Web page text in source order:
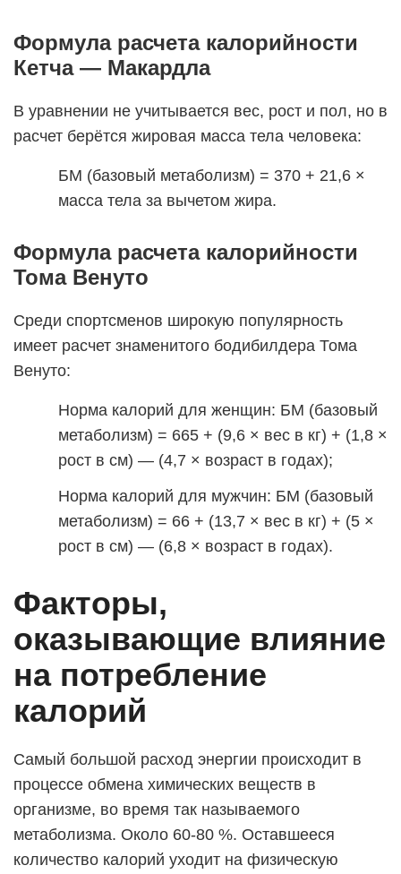
Формула расчета калорийности
Кетча — Макардла
В уравнении не учитывается вес, рост и пол, но в
расчет берётся жировая масса тела человека:
БМ (базовый метаболизм) = 370 + 21,6 ×
масса тела за вычетом жира.
Формула расчета калорийности
Тома Венуто
Среди спортсменов широкую популярность
имеет расчет знаменитого бодибилдера Тома
Венуто:
Норма калорий для женщин: БМ (базовый
метаболизм) = 665 + (9,6 × вес в кг) + (1,8 ×
рост в см) — (4,7 × возраст в годах);
Норма калорий для мужчин: БМ (базовый
метаболизм) = 66 + (13,7 × вес в кг) + (5 ×
рост в см) — (6,8 × возраст в годах).
Факторы,
оказывающие влияние
на потребление
калорий
Самый большой расход энергии происходит в
процессе обмена химических веществ в
организме, во время так называемого
метаболизма. Около 60-80 %. Оставшееся
количество калорий уходит на физическую